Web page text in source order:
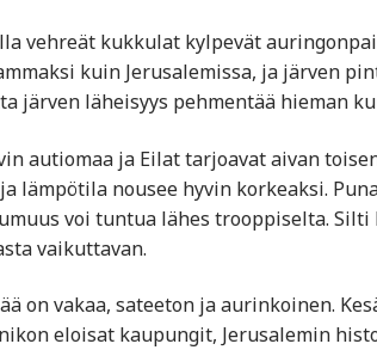
vehreät kukkulat kylpevät
kuin Jerusalemissa, ja järven
järven läheisyys pehmentää hieman
autiomaa ja Eilat tarjoavat aivan
lämpötila nousee hyvin korkeaksi.
voi tuntua lähes trooppiselta.
vaikuttavan.
on vakaa, sateeton ja aurinkoinen.
eloisat kaupungit, Jerusalemin